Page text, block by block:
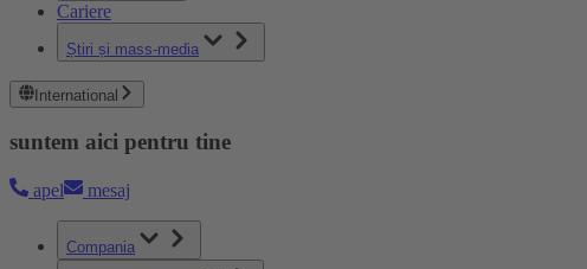
Cariere
Știri și mass-media
International
suntem aici pentru tine
apel mesaj
Compania